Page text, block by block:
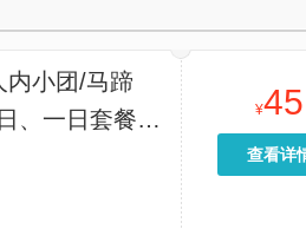
内小团/马蹄
、一日套餐可
¥45
查看详